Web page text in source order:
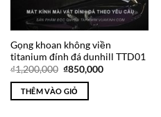
Gọng khoan không viền
titanium đính đá dunhill TTD01
₫1,200,000 Giá
là:
₫1,200,000.
₫850,000Giá
THÊM VÀO GIỎ